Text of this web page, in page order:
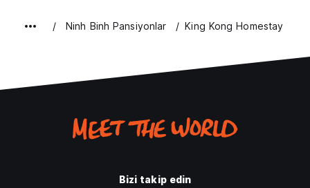
Ninh Binh Pansiyonlar King Kong Homestay
Bizi takip edin